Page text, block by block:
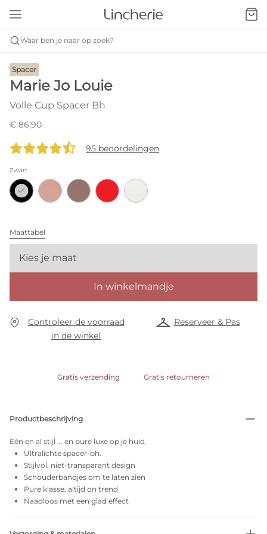
Waar ben je naar op zoek?
Spacer
Marie Jo Louie
Volle Cup Spacer Bh
€ 86,90
95 beoordelingen
Zwart
Maattabel
Kies je maat
In winkelmandje
Controleer de voorraad
in de winkel
Reserveer & Pas
Gratis verzending Gratis retourneren
Productbeschrijving
Eén en al stijl ... en pure luxe op je huid.
Ultralichte spacer-bh.
Stijlvol, niet-transparant design
Schouderbandjes om te laten zien
Pure klasse, altijd on trend
Naadloos met een glad effect